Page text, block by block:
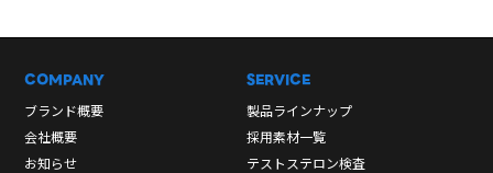
COMPANY
ブランド概要
会社概要
お知らせ
SERVICE
製品ラインナップ
採用素材一覧
テストステロン検査